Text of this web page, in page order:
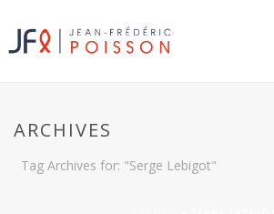
ARCHIVES
Tag Archives for: "Serge Lebigot"